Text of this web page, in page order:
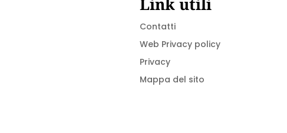
Contatti
Web Privacy policy
Privacy
Mappa del sito